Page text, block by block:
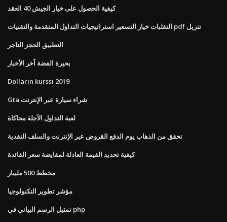
كيفية الحصول على خيار الجيش 40 العقد
التقلبات خيار التسعير استراتيجيات التداول المتقدمة والتقنيات pdf تنزيل
التطبيق الحجز التاجر
بحيرة الفضة آخر الأخبار
Dollarin kurssi 2019
Gta شراء سيارة عبر الإنترنت
لعبة التداول الآجلة محاكاة
تحقق من الذهاب يوم الدفع القروض عبر الإنترنت والسلف النقدية
كيفية تحديد القيمة العادلة لمقايضة سعر الفائدة
مخطط 500 مليبار
مؤشر تطوير التكنولوجيا
تمثيل الرسم البياني في php